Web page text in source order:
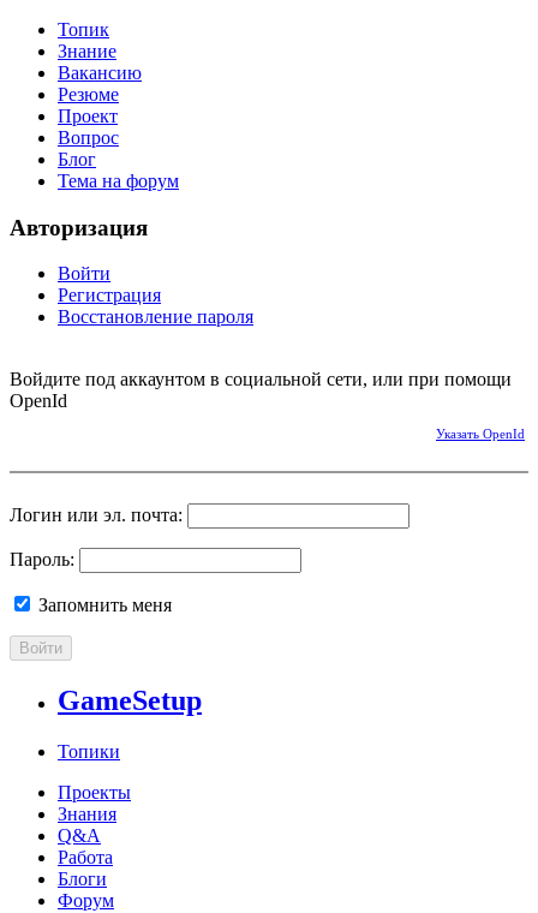
Топик
Знание
Вакансию
Резюме
Проект
Вопрос
Блог
Тема на форум
Авторизация
Войти
Регистрация
Восстановление пароля
Войдите под аккаунтом в социальной сети, или при помощи
OpenId
Указать OpenId
Логин или эл. почта:
Пароль:
Запомнить меня
Войти
GameSetup
Топики
Проекты
Знания
Q&A
Работа
Блоги
Форум